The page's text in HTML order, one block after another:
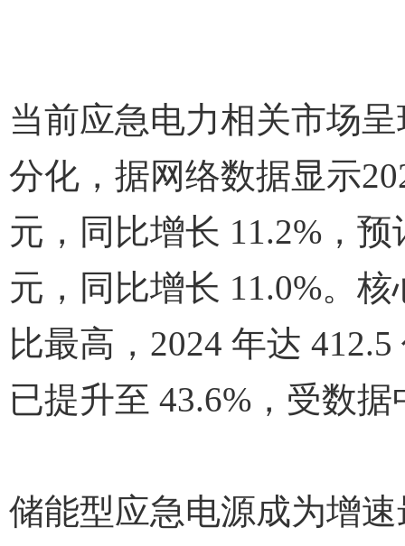
当前应急电力相关市场
分化，据网络数据显示
元，同比增长 11.2%，
元，同比增长 11.0%。
比最高，2024 年达
已提升至 43.6%，受数
储能型应急电源成为增